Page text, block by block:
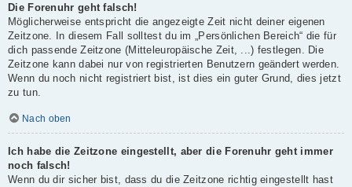
Die Forenuhr geht falsch!
Möglicherweise entspricht die angezeigte Zeit nicht deiner eigenen
Zeitzone. In diesem Fall solltest du im „Persönlichen Bereich“ die für
dich passende Zeitzone (Mitteleuropäische Zeit, ...) festlegen. Die
Zeitzone kann dabei nur von registrierten Benutzern geändert werden.
Wenn du noch nicht registriert bist, ist dies ein guter Grund, dies jetzt
zu tun.
Nach oben
Ich habe die Zeitzone eingestellt, aber die Forenuhr geht immer
noch falsch!
Wenn du dir sicher bist, dass du die Zeitzone richtig eingestellt hast